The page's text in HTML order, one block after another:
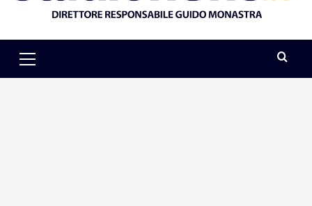
Menu